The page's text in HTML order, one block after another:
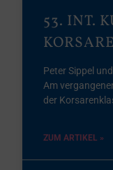
53. INT.
KORSARE
Peter Sippel
Am
der
ZUM ARTIKEL »